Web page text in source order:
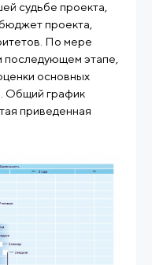
судьбе проекта,
проекта,
По мере
последующем этапе,
основных
Общий график
приведенная